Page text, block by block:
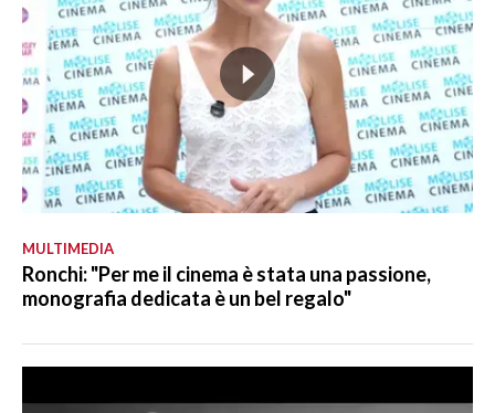
MULTIMEDIA
Ronchi: "Per me il cinema è stata una passione,
monografia dedicata è un bel regalo"